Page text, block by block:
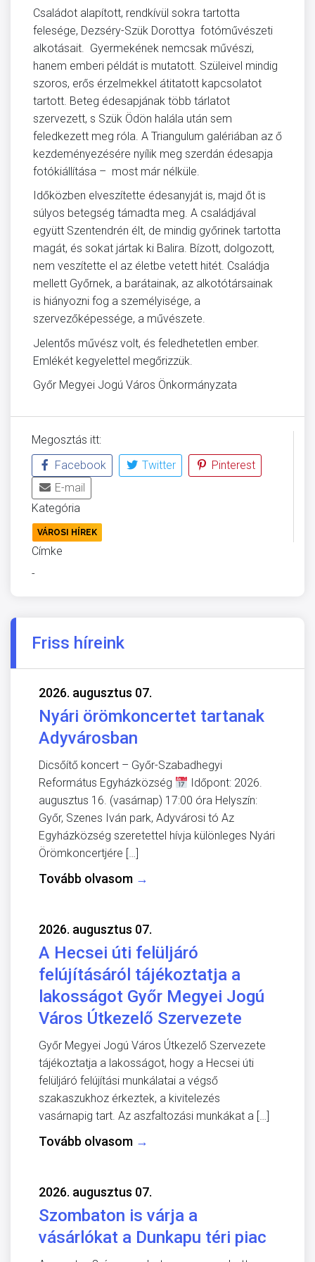
Családot alapított, rendkívül sokra tartotta
felesége, Dezséry-Szük Dorottya fotóművészeti
alkotásait. Gyermekének nemcsak művészi,
hanem emberi példát is mutatott. Szüleivel mindig
szoros, erős érzelmekkel átitatott kapcsolatot
tartott. Beteg édesapjának több tárlatot
szervezett, s Szük Ödön halála után sem
feledkezett meg róla. A Triangulum galériában az ő
kezdeményezésére nyílik meg szerdán édesapja
fotókiállítása – most már nélküle.
Időközben elveszítette édesanyját is, majd őt is
súlyos betegség támadta meg. A családjával
együtt Szentendrén élt, de mindig győrinek tartotta
magát, és sokat jártak ki Balira. Bízott, dolgozott,
nem veszítette el az életbe vetett hitét. Családja
mellett Győrnek, a barátainak, az alkotótársainak
is hiányozni fog a személyisége, a
szervezőképessége, a művészete.
Jelentős művész volt, és feledhetetlen ember.
Emlékét kegyelettel megőrizzük.
Győr Megyei Jogú Város Önkormányzata
Megosztás itt:
Facebook
Twitter
Pinterest
E-mail
Kategória
VÁROSI HÍREK
Címke
-
Friss híreink
2026. augusztus 07.
Nyári örömkoncertet tartanak
Adyvárosban
Dicsőítő koncert – Győr-Szabadhegyi
Református Egyházközség
Időpont: 2026.
augusztus 16. (vasárnap) 17:00 óra Helyszín:
Győr, Szenes Iván park, Adyvárosi tó Az
Egyházközség szeretettel hívja különleges Nyári
Örömkoncertjére […]
Tovább olvasom →
2026. augusztus 07.
A Hecsei úti felüljáró
felújításáról tájékoztatja a
lakosságot Győr Megyei Jogú
Város Útkezelő Szervezete
Győr Megyei Jogú Város Útkezelő Szervezete
tájékoztatja a lakosságot, hogy a Hecsei úti
felüljáró felújítási munkálatai a végső
szakaszukhoz érkeztek, a kivitelezés
vasárnapig tart. Az aszfaltozási munkákat a […]
Tovább olvasom →
2026. augusztus 07.
Szombaton is várja a
vásárlókat a Dunkapu téri piac